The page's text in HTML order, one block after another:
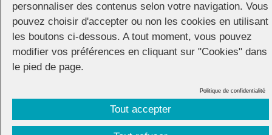
Partager
CONNECTION© 2026 |Mentions légales|Cookies|
Unscuzzy| Conception :
personnaliser des contenus selon votre navigation. Vous
pouvez choisir d'accepter ou non les cookies en utilisant
les boutons ci-dessous. A tout moment, vous pouvez
modifier vos préférences en cliquant sur "Cookies" dans
le pied de page.
Tout accepter
Politique de confidentialité